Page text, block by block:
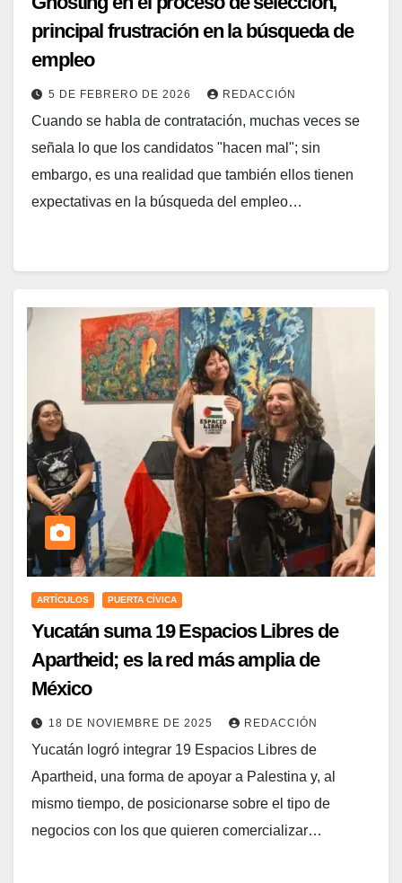
principal frustración en la búsqueda de
empleo
5 DE FEBRERO DE 2026 REDACCIÓN
Cuando se habla de contratación, muchas veces se
señala lo que los candidatos "hacen mal"; sin
embargo, es una realidad que también ellos tienen
expectativas en la búsqueda del empleo…
ARTÍCULOS PUERTA CÍVICA
Yucatán suma 19 Espacios Libres de
Apartheid; es la red más amplia de
México
18 DE NOVIEMBRE DE 2025 REDACCIÓN
Yucatán logró integrar 19 Espacios Libres de
Apartheid, una forma de apoyar a Palestina y, al
mismo tiempo, de posicionarse sobre el tipo de
negocios con los que quieren comercializar…